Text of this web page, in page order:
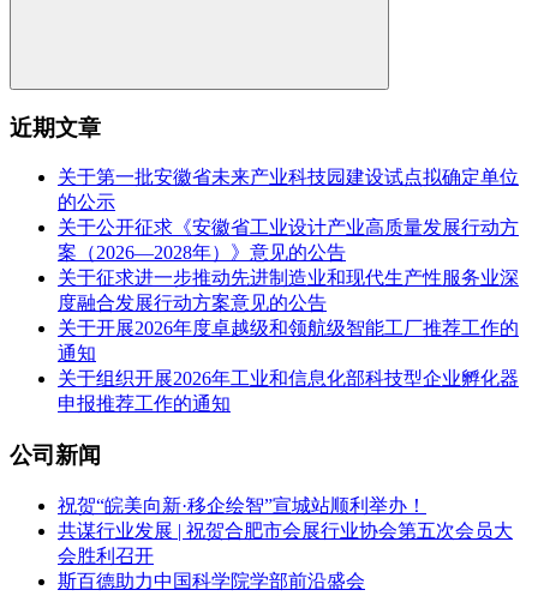
近期文章
关于第一批安徽省未来产业科技园建设试点拟确定单位
的公示
关于公开征求《安徽省工业设计产业高质量发展行动方
案（2026—2028年）》意见的公告
关于征求进一步推动先进制造业和现代生产性服务业深
度融合发展行动方案意见的公告
关于开展2026年度卓越级和领航级智能工厂推荐工作的
通知
关于组织开展2026年工业和信息化部科技型企业孵化器
申报推荐工作的通知
公司新闻
祝贺“皖美向新·移企绘智”宣城站顺利举办！
共谋行业发展 | 祝贺合肥市会展行业协会第五次会员大
会胜利召开
斯百德助力中国科学院学部前沿盛会